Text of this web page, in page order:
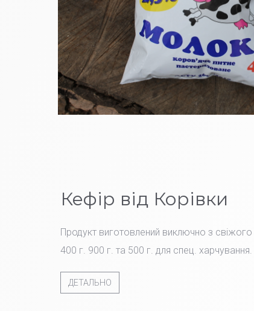
Кефір від Корівки
Продукт виготовлений виключно з
400 г. 900 г. та 500 г. для спец. харчування.
ДЕТАЛЬНО